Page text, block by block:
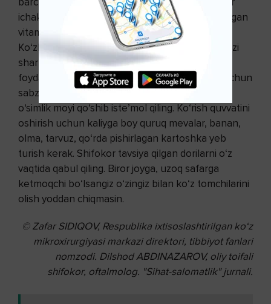
ichaklarda nosozlik bo‘lsa, ovqat bilan tushayotgan
vitaminlar yaxshi so‘rilmaydi, buni unutmang.
Ko‘zlarni asrash uchun kuniga yarim stakan sabzi
sharbati ichib turish tavsiya etiladi. Ko‘z uchun
foydali vitamin A (retinol) yaxshi o‘zlashtirilishi uchun
sabzidan tayyorlangan salatlarga smetana yoki
o‘simlik moyi qo‘shib iste’mol qiling. Ko‘rish quvvatini
oshirish uchun kaliyga boy quruq mevalar, banan,
olma, tarvuz, qo‘rda pishirlagan kartoshka yeb
turish kerak. Shifokor tavsiya qilgan dorilarni o‘z
vaqtida qabul qiling. Biror joyga, uzoq safarga
ketmoqchi bo‘lsangiz o‘zingiz bilan ko‘z tomchilarini
olish yoddan chiqmasin.
© Zafar SIDIQOV, Respublika ixtisoslashtirilgan ko‘z
mikroxirurgiyasi markazi direktori, tibbiyot fanlari
nomzodi. Dilshod ABDINAZAROV, oliy toifali
shifokor, oftalmolog. "Sihat-salomatlik" jurnali.